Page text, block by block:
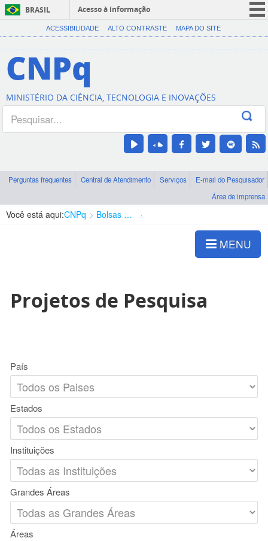
BRASIL
Acesso à informação
CORONAVÍRUS (COVID-19)
Canais
ACESSIBILIDADE ALTO CONTRASTE MAPA DO SITE
CNPq
MINISTÉRIO DA CIÊNCIA, TECNOLOGIA E INOVAÇÕES
Perguntas frequentes Central de Atendimento Serviços
E-mail do Pesquisador
Área de imprensa
Você está aqui:CNPq Bolsas e Auxílios Vigentes
MENU
Projetos de Pesquisa
País
Estados
Instituições
Grandes Áreas
Áreas